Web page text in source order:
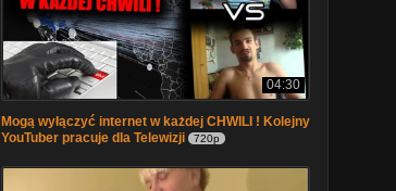
04:30
Mogą wyłączyć internet w każdej CHWILI ! Kolejny
YouTuber pracuje dla Telewizji
720p